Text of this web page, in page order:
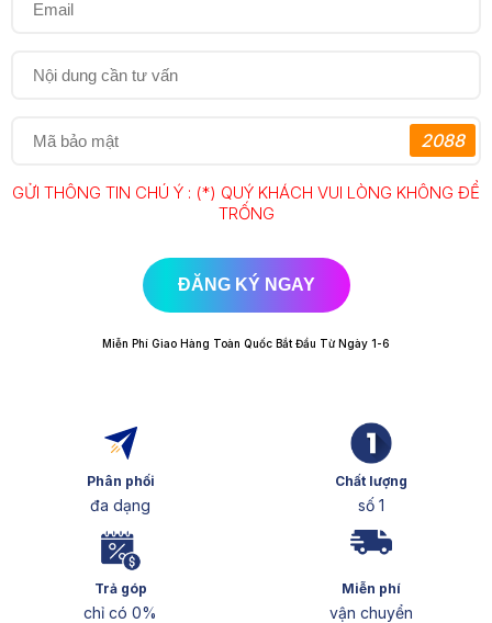
2088
GỬI THÔNG TIN CHÚ Ý : (*) QUÝ KHÁCH VUI LÒNG KHÔNG ĐỂ
TRỐNG
ĐĂNG KÝ NGAY
Miễn Phí Giao Hàng Toàn Quốc Bắt Đầu Từ Ngày 1-6
Phân phối
đa dạng
Chất lượng
số 1
Trả góp
chỉ có 0%
Miễn phí
vận chuyển